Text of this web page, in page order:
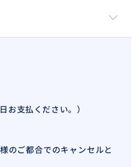
お支払ください。）
のご都合でのキャンセルと